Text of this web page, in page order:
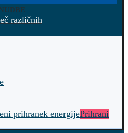
različnih
prihranek energijePrihrani